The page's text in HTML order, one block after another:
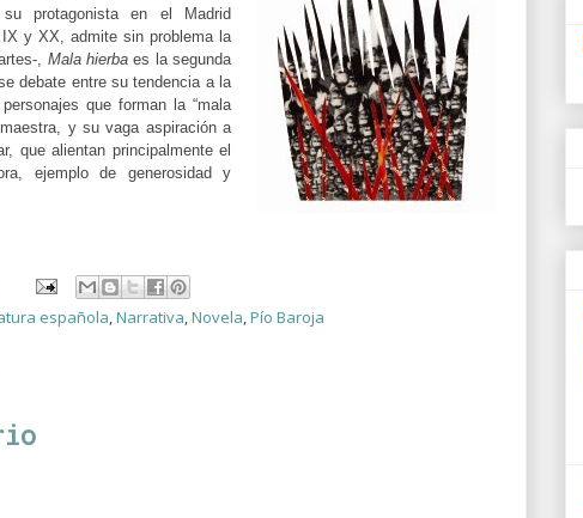
protagonista en el Madrid
y XX, admite sin problema la
, Mala hierba es la segunda
debate entre su tendencia a la
que forman la “mala
y su vaga aspiración a
que alientan principalmente el
ejemplo de generosidad y
española,Narrativa,Novela,Pío Baroja